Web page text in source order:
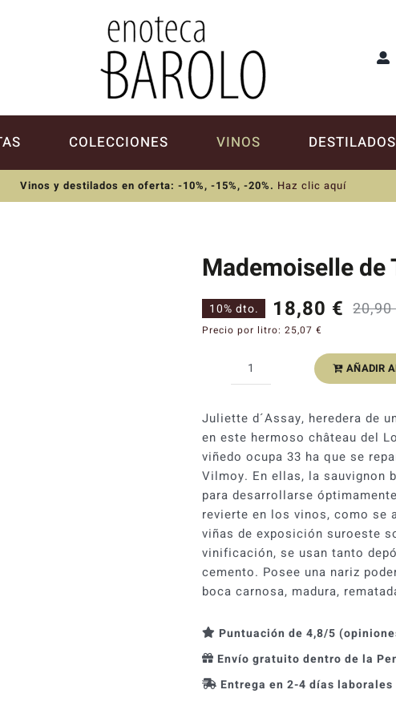
COLECCIONES VINOS DESTILADOS
Vinos y destilados en oferta: -10%, -15%, -20%. Haz clic aquí
Mademoiselle de
20,90
18,80 €
10% dto.
Precio por litro: 25,07 €
Mademoiselle
T.
2023
cantidad
AÑADIR
Juliette d´Assay, heredera de
en este hermoso château del
viñedo ocupa 33 ha que se
Vilmoy. En ellas, la sauvignon
para desarrollarse
revierte en los vinos, como se
viñas de exposición suroeste
vinificación, se usan tanto
cemento. Posee una nariz
boca carnosa, madura,
Puntuación de 4,8/5
Envío gratuito dentro de la
Entrega en 2-4 días laborales